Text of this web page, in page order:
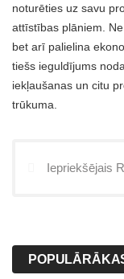
noturēties uz savu
attīstības plāniem.
bet arī palielina
tiešs ieguldījums
iekļaušanas un citu
trūkuma.
Iepriekšējais